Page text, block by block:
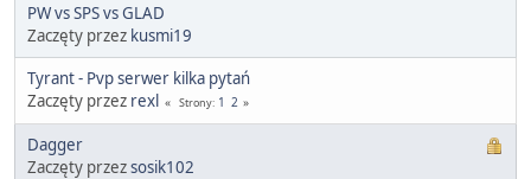
PW vs SPS vs GLAD
Zaczęty przez kusmi19
Tyrant - Pvp serwer kilka pytań
Zaczęty przez rexl Strony 1 2
Dagger
Zaczęty przezsosik102